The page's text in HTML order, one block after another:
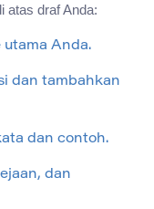
atas draf Anda:
utama Anda.
dan tambahkan
dan contoh.
dan